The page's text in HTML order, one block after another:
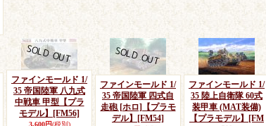
ファインモールド 1/
35 帝国陸軍 八九式
中戦車 甲型【プラ
モデル】
[FM56]
3,600円(税別)
ファインモールド 1/
35 帝国陸軍 四式自
走砲 [ホロ]【プラモ
デル】
[FM54]
ファインモールド 1/
35 陸上自衛隊 60式
装甲車 (MAT装備)
【プラモデル】
[FM